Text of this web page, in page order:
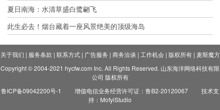
夏日南海：水清草盛白鹭翩飞
此生必去！烟台藏着一座风景绝美的顶级海岛
关于我们 | 服务条款 | 联系方式| 广告服务 | 商务洽谈 | 工作机会| 版权所有| 麦斯魔方
Copyright © 2004-2021 hycfw.com Inc. All Rights Reserved. 山东海洋网络科技有限
公司 版权所有
鲁ICP备09042200号-1
增值电信业务经营许可证：鲁B2-20120067
技术支
持：MofyiStudio